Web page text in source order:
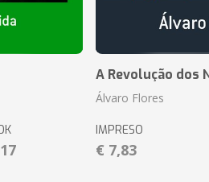
A Revolução dos
Álvaro Flores
IMPRESO
€ 7,83